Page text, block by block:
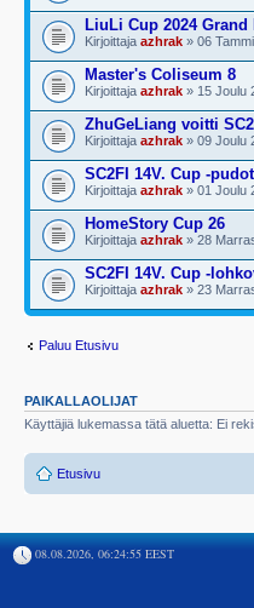
LiuLi Cup 2024 Grand
Kirjoittaja azhrak » 06
Master's Coliseum 8
Kirjoittaja azhrak » 15 Joulu
ZhuGeLiang voitti
Kirjoittaja azhrak » 09 Joulu
SC2FI 14V. Cup -
Kirjoittaja azhrak » 01 Joulu
HomeStory Cup 26
Kirjoittaja azhrak » 28
SC2FI 14V. Cup -
Kirjoittaja azhrak » 23
Paluu Etusivu
PAIKALLAOLIJAT
Käyttäjiä lukemassa tätä aluetta: Ei
Etusivu
08.08.2026, 06:24:55 EEST